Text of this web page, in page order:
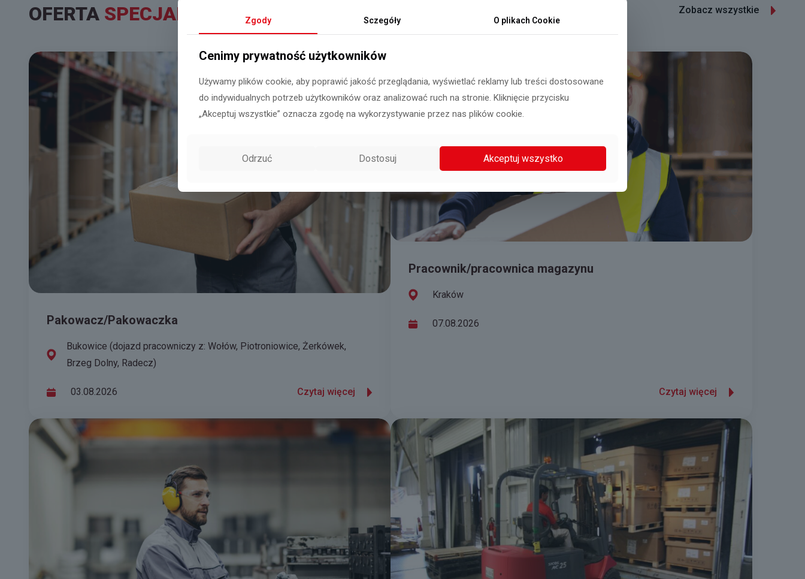
OFERTA SPECJALNA Zobacz wszystkie
Pakowacz/Pakowaczka
Bukowice (dojazd pracowniczy z: Wołów, Piotroniowice, Żerkówek,
Brzeg Dolny, Radecz)
03.08.2026 Czytaj więcej
Pracownik/pracownica magazynu
Kraków
07.08.2026
Czytaj więcej
Zgody Sczegóły O plikach Cookie
Cenimy prywatność użytkowników
Używamy plików cookie, aby poprawić jakość przeglądania, wyświetlać reklamy lub treści dostosowane
do indywidualnych potrzeb użytkowników oraz analizować ruch na stronie. Kliknięcie przycisku
„Akceptuj wszystkie” oznacza zgodę na wykorzystywanie przez nas plików cookie.
Odrzuć Dostosuj Akceptuj wszystko